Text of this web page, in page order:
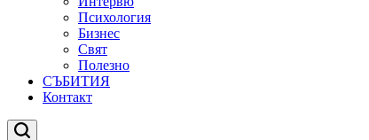
Психология
Бизнес
Свят
Полезно
СЪБИТИЯ
Контакт
Търсене